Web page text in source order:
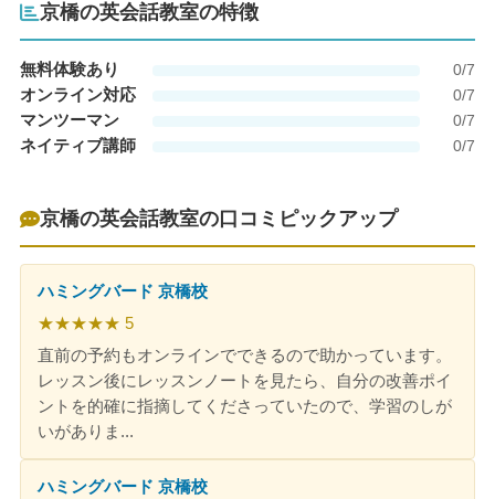
京橋の英会話教室の特徴
無料体験あり 0/7
オンライン対応 0/7
マンツーマン 0/7
ネイティブ講師 0/7
京橋の英会話教室の口コミピックアップ
ハミングバード 京橋校
★★★★★ 5
直前の予約もオンラインでできるので助かっています。
レッスン後にレッスンノートを見たら、自分の改善ポイ
ントを的確に指摘してくださっていたので、学習のしが
いがありま...
ハミングバード 京橋校